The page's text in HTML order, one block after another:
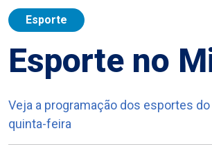
Esporte
Esporte no
Veja a programação dos esportes
quinta-feira